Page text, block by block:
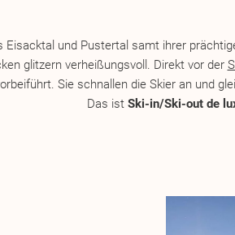
Eisacktal und Pustertal samt ihrer
glitzern verheißungsvoll. Direkt vor der
Sie schnallen die Skier an und
Das ist Ski-in/Ski-out de